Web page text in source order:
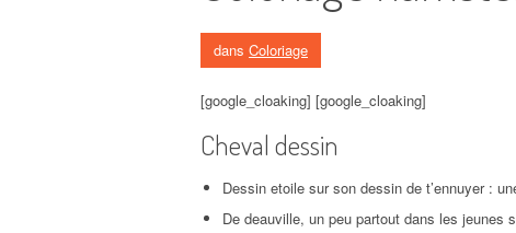
dans Coloriage
[google_cloaking] [google_cloaking]
Cheval dessin
Dessin etoile sur son dessin de t’ennuyer :
De deauville, un peu partout dans les